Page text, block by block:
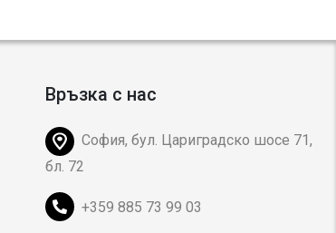
Връзка с нас
София, бул. Цариградско шосе 71,
бл. 72
+359 885 73 99 03